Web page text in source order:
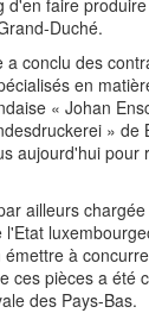
d'en faire
Duché.
a conclu des
en
« Johan
» de
aujourd'hui pour
ailleurs
à
ces pièces a été
des Pays-Bas.